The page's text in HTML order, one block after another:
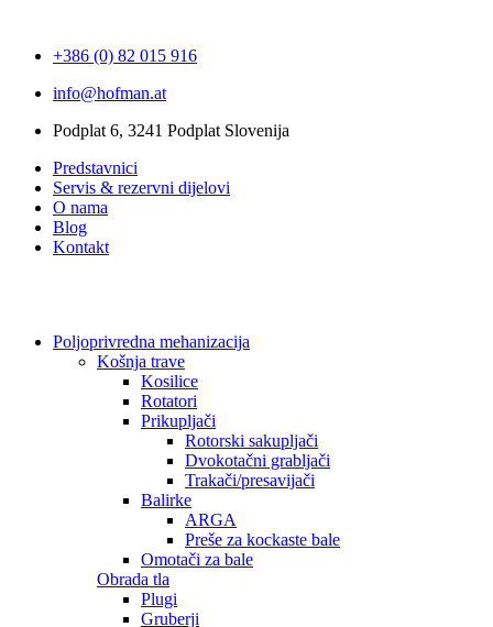
+386 (0) 82 015 916
info@hofman.at
Podplat 6, 3241 Podplat Slovenija
Predstavnici
Servis & rezervni dijelovi
O nama
Blog
Kontakt
Poljoprivredna mehanizacija
Košnja trave
Kosilice
Rotatori
Prikupljači
Rotorski sakupljači
Dvokotačni grabljači
Trakači/presavijači
Balirke
ARGA
Preše za kockaste bale
Omotači za bale
Obrada tla
Plugi
Gruberji